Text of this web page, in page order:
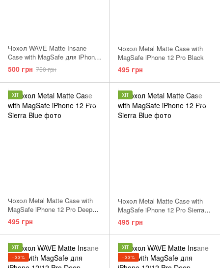
Чохол WAVE Matte Insane
Case with MagSafe для iPhone
12/12 Pro Light Purple
500 грн 750 грн
Чохол Metal Matte Case with
MagSafe iPhone 12 Pro Black
495 грн
ХІТ
Чохол Metal Matte Case with
MagSafe iPhone 12 Pro Deep
Purple
495 грн
ХІТ
Чохол Metal Matte Case with
MagSafe iPhone 12 Pro Sierra
Blue
495 грн
ХІТ
−33%
ХІТ
−33%